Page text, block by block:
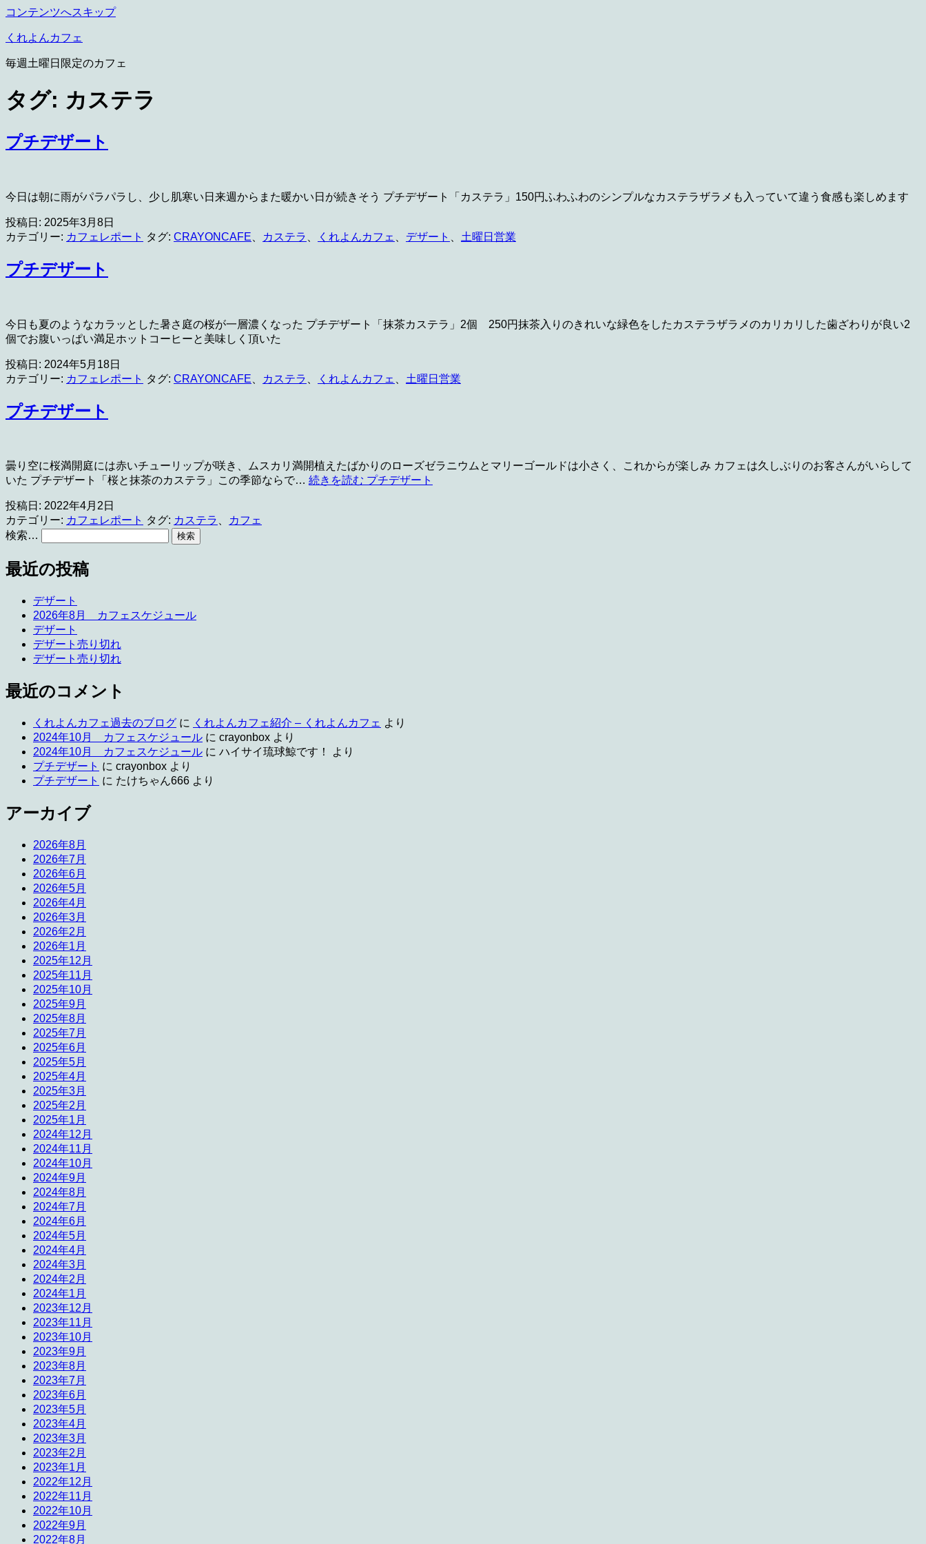
コンテンツへスキップ
くれよんカフェ
毎週土曜日限定のカフェ
タグ: カステラ
プチデザート
今日は朝に雨がパラパラし、少し肌寒い日来週からまた暖かい日が続きそう プチデザート「カステラ」150円ふわふわのシンプルなカステラザラメも入っていて違う食感も楽しめます
投稿日: 2025年3月8日
カテゴリー: カフェレポート タグ: CRAYONCAFE カステラ くれよんカフェ デザート 土曜日営業
プチデザート
今日も夏のようなカラッとした暑さ庭の桜が一層濃くなった プチデザート「抹茶カステラ」2個 250円抹茶入りのきれいな緑色をしたカステラザラメのカリカリした歯ざわりが良い2
個でお腹いっぱい満足ホットコーヒーと美味しく頂いた
投稿日: 2024年5月18日
カテゴリー: カフェレポート タグ: CRAYONCAFE カステラ くれよんカフェ 土曜日営業
プチデザート
曇り空に桜満開庭には赤いチューリップが咲き、ムスカリ満開植えたばかりのローズゼラニウムとマリーゴールドは小さく、これからが楽しみ カフェは久しぶりのお客さんがいらして
いた プチデザート「桜と抹茶のカステラ」この季節ならで… 続きを読む プチデザート
投稿日: 2022年4月2日
カテゴリー: カフェレポート タグ: カステラ 、
カフェ
検索…
最近の投稿
デザート
2026年8月 カフェスケジュール
デザート
デザート売り切れ
デザート売り切れ
最近のコメント
くれよんカフェ過去のブログ に くれよんカフェ紹介 – くれよんカフェ より
2024年10月 カフェスケジュール に crayonbox より
2024年10月 カフェスケジュール に ハイサイ琉球鯨です！
より
プチデザート に crayonbox より
プチデザート に たけちゃん666 より
アーカイブ
2026年8月
2026年7月
2026年6月
2026年5月
2026年4月
2026年3月
2026年2月
2026年1月
2025年12月
2025年11月
2025年10月
2025年9月
2025年8月
2025年7月
2025年6月
2025年5月
2025年4月
2025年3月
2025年2月
2025年1月
2024年12月
2024年11月
2024年10月
2024年9月
2024年8月
2024年7月
2024年6月
2024年5月
2024年4月
2024年3月
2024年2月
2024年1月
2023年12月
2023年11月
2023年10月
2023年9月
2023年8月
2023年7月
2023年6月
2023年5月
2023年4月
2023年3月
2023年2月
2023年1月
2022年12月
2022年11月
2022年10月
2022年9月
2022年8月